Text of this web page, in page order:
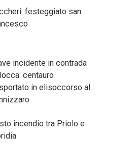
festeggiato san
incidente in contrada
centauro
in elisoccorso al
incendio tra Priolo e